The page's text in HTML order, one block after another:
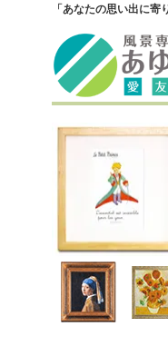
「あなたの思い出に